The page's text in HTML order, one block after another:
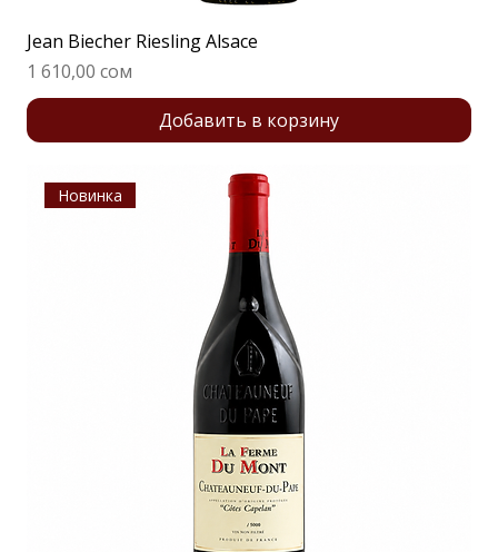
Jean Biecher Riesling Alsace
Цена
1 610,00 сом
Добавить в корзину
Новинка